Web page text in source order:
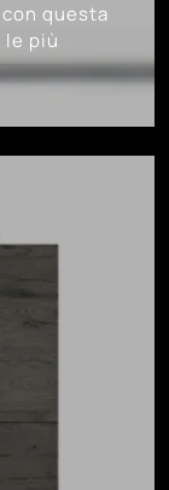
questa
le più